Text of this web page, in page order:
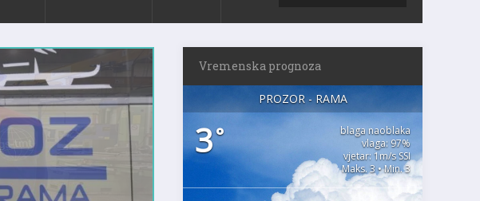
Vremenska prognoza
PROZOR - RAMA
3°
blaga naoblaka
vlaga: 97%
vjetar: 1m/s SSI
Maks. 3 • Min. 3